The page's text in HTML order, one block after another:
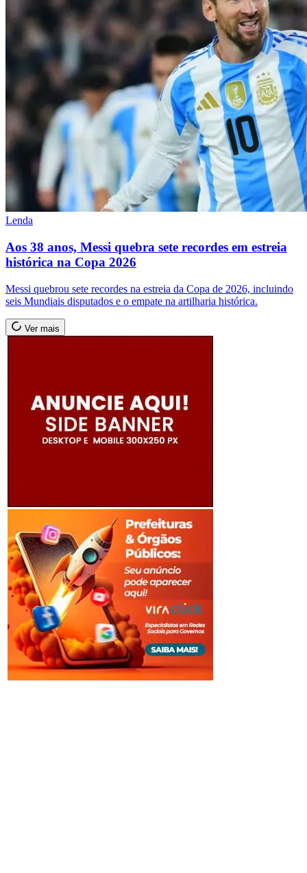
Lenda
Aos 38 anos, Messi quebra sete recordes em estreia
histórica na Copa 2026
Messi quebrou sete recordes na estreia da Copa de 2026, incluindo
seis Mundiais disputados e o empate na artilharia histórica.
Ver mais